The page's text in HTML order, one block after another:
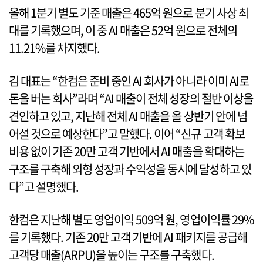
올해 1분기 별도 기준 매출은 465억 원으로 분기 사상 최
대를 기록했으며, 이 중 AI 매출은 52억 원으로 전체의
11.21%를 차지했다.
김 대표는 “한컴은 준비 중인 AI 회사가 아니라 이미 AI로
돈을 버는 회사”라며 “AI 매출이 전체 성장의 절반 이상을
견인하고 있고, 지난해 전체 AI 매출을 올 상반기 안에 넘
어설 것으로 예상한다”고 말했다. 이어 “신규 고객 확보
비용 없이 기존 20만 고객 기반에서 AI 매출을 확대하는
구조를 구축해 외형 성장과 수익성을 동시에 달성하고 있
다”고 설명했다.
한컴은 지난해 별도 영업이익 509억 원, 영업이익률 29%
를 기록했다. 기존 20만 고객 기반에 AI 패키지를 공급해
고객당 매출(ARPU)을 높이는 구조를 구축했다.